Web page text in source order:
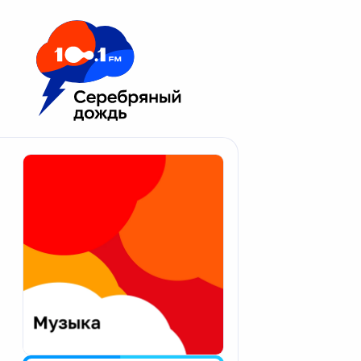
Москва 100.1 FM
Апатиты
Екатеринбург
Калининград
Калуга